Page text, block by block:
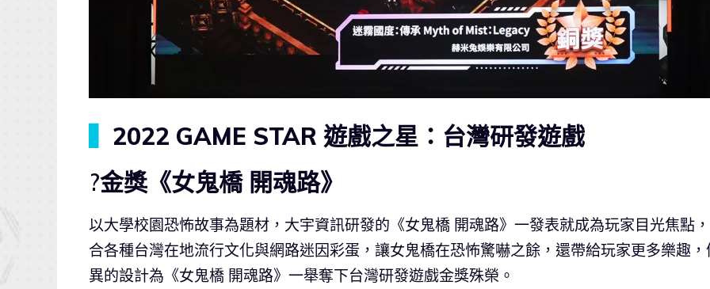
2022 GAME STAR 遊戲之星：台灣研發遊戲
?金獎《女鬼橋 開魂路》
以大學校園恐怖故事為題材，大宇資訊研發的《女鬼橋 開魂路》一發表就成為玩家目光焦點
合各種台灣在地流行文化與網路迷因彩蛋，讓女鬼橋在恐怖驚嚇之餘，還帶給玩家更多樂趣，
異的設計為《女鬼橋 開魂路》一舉奪下台灣研發遊戲金獎殊榮。